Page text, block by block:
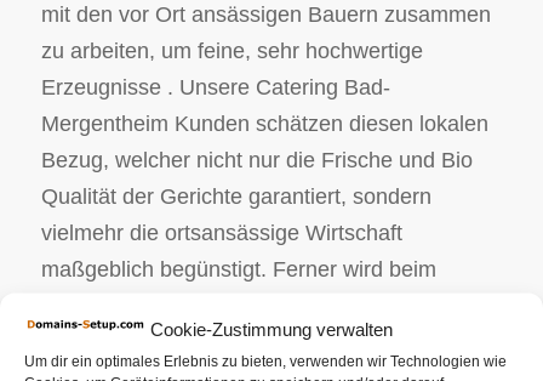
Cookie-Zustimmung verwalten
Um dir ein optimales Erlebnis zu bieten, verwenden wir Technologien wie
mit den vor Ort ansässigen Bauern zusammen
zu arbeiten, um feine, sehr hochwertige
Erzeugnisse . Unsere Catering Bad-
Mergentheim Kunden schätzen diesen lokalen
Bezug, welcher nicht nur die Frische und Bio
Qualität der Gerichte garantiert, sondern
vielmehr die ortsansässige Wirtschaft
maßgeblich begünstigt. Ferner wird beim
größter Wert auf Öko und Nachhaltigkeit